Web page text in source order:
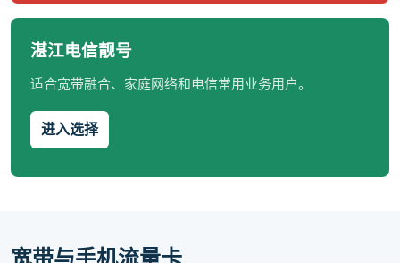
湛江电信靓号
适合宽带融合、家庭网络和电信常用业务用户。
进入选择
宽带与手机流量卡